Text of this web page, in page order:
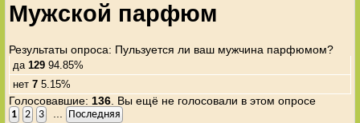
Мужской парфюм
Результаты опроса: Пульзуется ли ваш мужчина парфюмом?
да129 94.85%
нет7 5.15%
Голосовавшие: 136 . Вы ещё не голосовали в этом опросе
1 2 3 Последняя